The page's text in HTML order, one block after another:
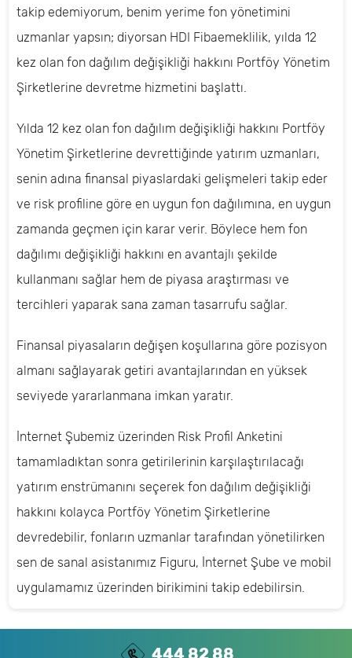
takip edemiyorum, benim yerime fon yönetimini
uzmanlar yapsın; diyorsan HDI Fibaemeklilik, yılda 12
kez olan fon dağılım değişikliği hakkını Portföy Yönetim
Şirketlerine devretme hizmetini başlattı.
Yılda 12 kez olan fon dağılım değişikliği hakkını Portföy
Yönetim Şirketlerine devrettiğinde yatırım uzmanları,
senin adına finansal piyaslardaki gelişmeleri takip eder
ve risk profiline göre en uygun fon dağılımına, en uygun
zamanda geçmen için karar verir. Böylece hem fon
dağılımı değişikliği hakkını en avantajlı şekilde
kullanmanı sağlar hem de piyasa araştırması ve
tercihleri yaparak sana zaman tasarrufu sağlar.
Finansal piyasaların değişen koşullarına göre pozisyon
almanı sağlayarak getiri avantajlarından en yüksek
seviyede yararlanmana imkan yaratır.
İnternet Şubemiz üzerinden Risk Profil Anketini
tamamladıktan sonra getirilerinin karşılaştırılacağı
yatırım enstrümanını seçerek fon dağılım değişikliği
hakkını kolayca Portföy Yönetim Şirketlerine
devredebilir, fonların uzmanlar tarafından yönetilirken
sen de sanal asistanımız Figuru, İnternet Şube ve mobil
uygulamamız üzerinden birikimini takip edebilirsin.
444 82 88